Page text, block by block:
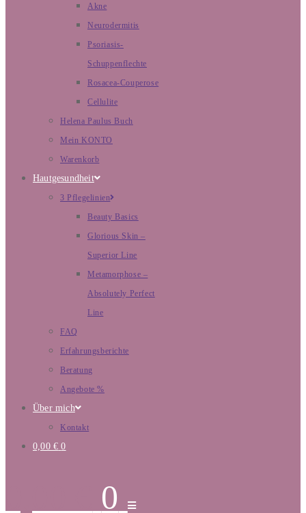
Akne
Neurodermitis
Psoriasis-
Schuppenflechte
Rosacea-Couperose
Cellulite
Helena Paulus Buch
Mein KONTO
Warenkorb
Hautgesundheit
3 Pflegelinien
Beauty Basics
Glorious Skin –
Superior Line
Metamorphose –
Absolutely Perfect
Line
FAQ
Erfahrungsberichte
Beratung
Angebote %
Über mich
Kontakt
0,00 € 0
0